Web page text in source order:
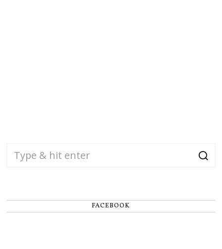
FACEBOOK